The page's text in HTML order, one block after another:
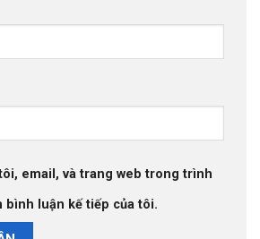
email, và trang web trong trình
bình luận kế tiếp của tôi.